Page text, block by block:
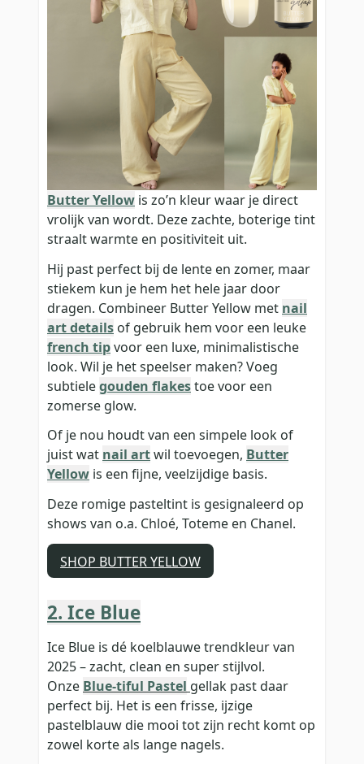
Butter Yellow is zo’n kleur waar je direct
vrolijk van wordt. Deze zachte, boterige tint
straalt warmte en positiviteit uit.
Hij past perfect bij de lente en zomer, maar
stiekem kun je hem het hele jaar door
dragen. Combineer Butter Yellow met nail
art details of gebruik hem voor een leuke
french tipvoor een luxe, minimalistische
look. Wil je het speelser maken? Voeg
subtielegouden flakestoe voor een
zomerse glow.
Of je nou houdt van een simpele look of
juist wat nail artwil toevoegen, Butter
Yellow is een fijne, veelzijdige basis.
Deze romige pasteltint is gesignaleerd op
shows van o.a. Chloé, Toteme en Chanel.
SHOP BUTTER YELLOW
2. Ice Blue
Ice Blue is dé koelblauwe trendkleur van
2025 – zacht, clean en super stijlvol.
Onze Blue-tiful Pastel gellak past daar
perfect bij. Het is een frisse, ijzige
pastelblauw die mooi tot zijn recht komt op
zowel korte als lange nagels.